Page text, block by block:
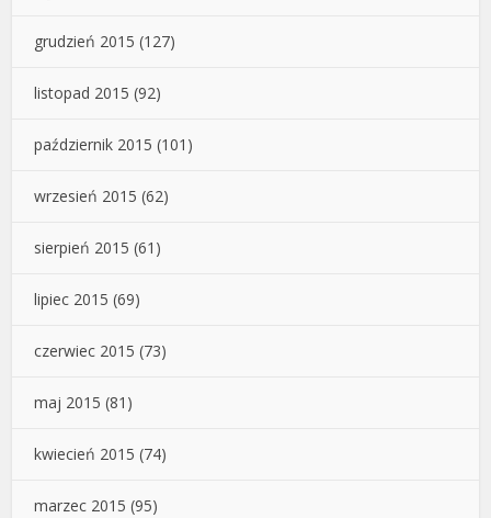
grudzień 2015 (127)
listopad 2015 (92)
październik 2015 (101)
wrzesień 2015 (62)
sierpień 2015 (61)
lipiec 2015 (69)
czerwiec 2015 (73)
maj 2015 (81)
kwiecień 2015 (74)
marzec 2015 (95)